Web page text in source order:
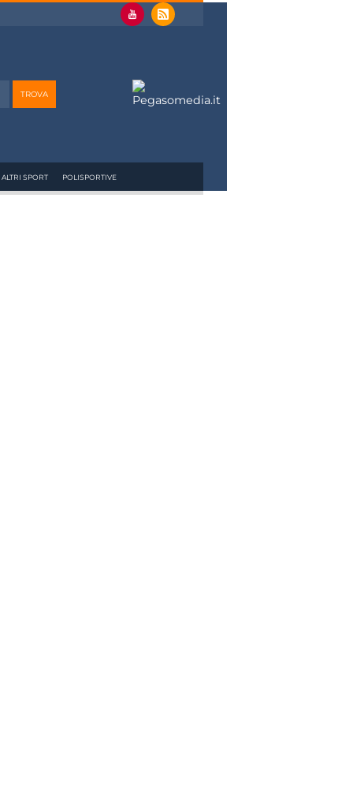
ALTRI SPORT POLISPORTIVE